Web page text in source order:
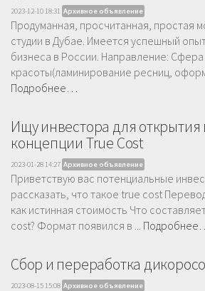
2023-12-10 18:31 Архивное объявление
Продуманная, просчитанная, простая
студии в Дубае. Имеется успешный
бизнеса в России. Направление: Сфера
красоты(ламинирование ресниц,
Подробнее…
Ищу инвестора для открытия
концепции True Cost
2023-01-28 14:27 Архивное объявление
Приветствую вас потенциальные
рассказать, что такое true cost
как истинная стоимость Что
cost? Формат появился в ... Подробнее…
Сбор и переработка
2023-08-15 15:08 Архивное объявление